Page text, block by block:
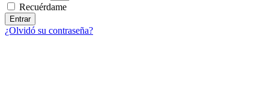
Recuérdame
Entrar
¿Olvidó su contraseña?